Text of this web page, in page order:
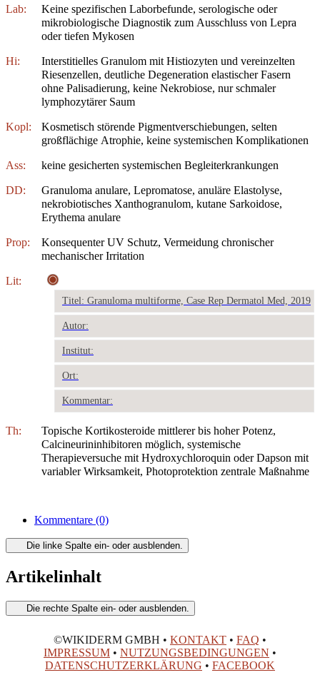
Lab:
Keine spezifischen Laborbefunde, serologische oder
mikrobiologische Diagnostik zum Ausschluss von Lepra
oder tiefen Mykosen
Hi:
Interstitielles Granulom mit Histiozyten und vereinzelten
Riesenzellen, deutliche Degeneration elastischer Fasern
ohne Palisadierung, keine Nekrobiose, nur schmaler
lymphozytärer Saum
Kopl:
Kosmetisch störende Pigmentverschiebungen, selten
großflächige Atrophie, keine systemischen Komplikationen
Ass: keine gesicherten systemischen Begleiterkrankungen
DD:
Granuloma anulare, Lepromatose, anuläre Elastolyse,
nekrobiotisches Xanthogranulom, kutane Sarkoidose,
Erythema anulare
Prop:
Konsequenter UV Schutz, Vermeidung chronischer
mechanischer Irritation
Lit:
Titel: Granuloma multiforme, Case Rep Dermatol Med, 2019
Autor:
Institut:
Ort:
Kommentar:
Th:
Topische Kortikosteroide mittlerer bis hoher Potenz,
Calcineurininhibitoren möglich, systemische
Therapieversuche mit Hydroxychloroquin oder Dapson mit
variabler Wirksamkeit, Photoprotektion zentrale Maßnahme
Kommentare (0)
Die linke Spalte ein- oder ausblenden.
Artikelinhalt
Die rechte Spalte ein- oder ausblenden.
©WIKIDERM GMBH • KONTAKT • FAQ •
IMPRESSUM • NUTZUNGSBEDINGUNGEN •
DATENSCHUTZERKLÄRUNG • FACEBOOK